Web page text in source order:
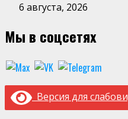
6 августа, 2026
Мы в соцсетях
Версия для